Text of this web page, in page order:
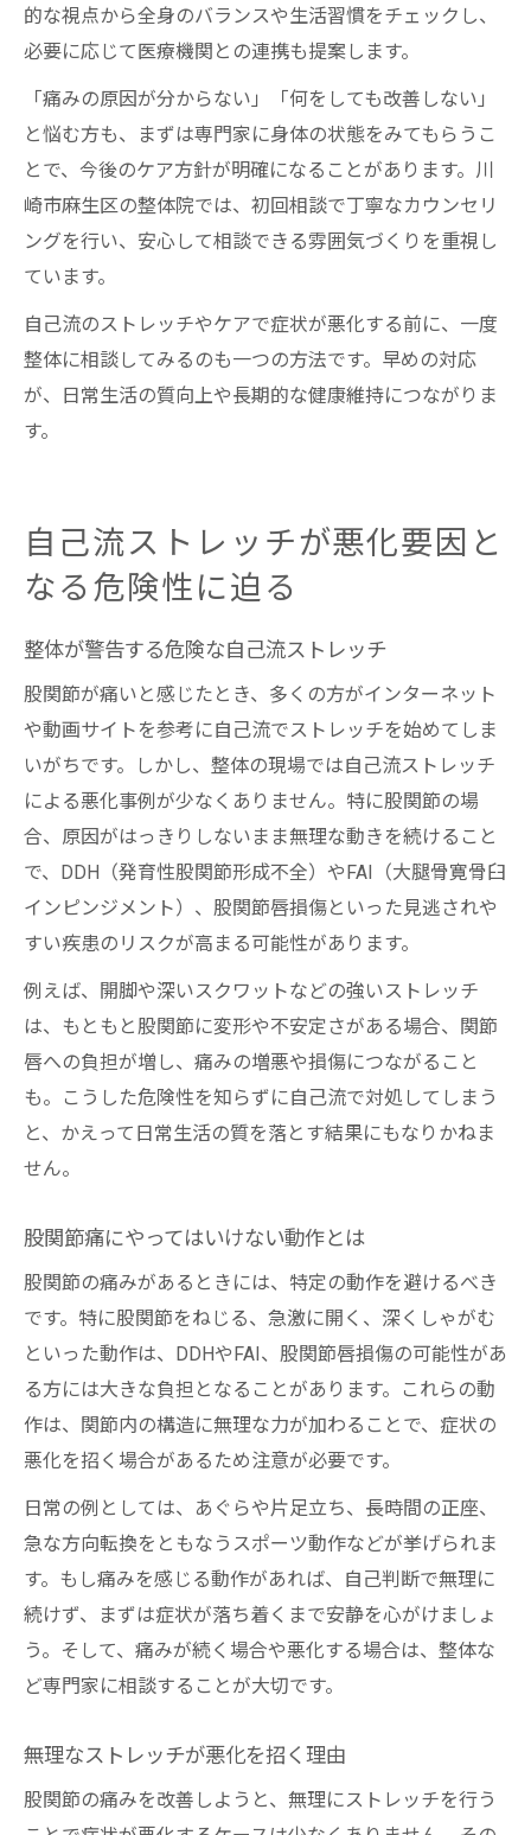
的な視点から全身のバランスや生活習慣をチェックし、
必要に応じて医療機関との連携も提案します。
「痛みの原因が分からない」「何をしても改善しない」
と悩む方も、まずは専門家に身体の状態をみてもらうこ
とで、今後のケア方針が明確になることがあります。川
崎市麻生区の整体院では、初回相談で丁寧なカウンセリ
ングを行い、安心して相談できる雰囲気づくりを重視し
ています。
自己流のストレッチやケアで症状が悪化する前に、一度
整体に相談してみるのも一つの方法です。早めの対応
が、日常生活の質向上や長期的な健康維持につながりま
す。
自己流ストレッチが悪化要因と
なる危険性に迫る
整体が警告する危険な自己流ストレッチ
股関節が痛いと感じたとき、多くの方がインターネット
や動画サイトを参考に自己流でストレッチを始めてしま
いがちです。しかし、整体の現場では自己流ストレッチ
による悪化事例が少なくありません。特に股関節の場
合、原因がはっきりしないまま無理な動きを続けること
で、DDH（発育性股関節形成不全）やFAI（大腿骨寛骨臼
インピンジメント）、股関節唇損傷といった見逃されや
すい疾患のリスクが高まる可能性があります。
例えば、開脚や深いスクワットなどの強いストレッチ
は、もともと股関節に変形や不安定さがある場合、関節
唇への負担が増し、痛みの増悪や損傷につながること
も。こうした危険性を知らずに自己流で対処してしまう
と、かえって日常生活の質を落とす結果にもなりかねま
せん。
股関節痛にやってはいけない動作とは
股関節の痛みがあるときには、特定の動作を避けるべき
です。特に股関節をねじる、急激に開く、深くしゃがむ
といった動作は、DDHやFAI、股関節唇損傷の可能性があ
る方には大きな負担となることがあります。これらの動
作は、関節内の構造に無理な力が加わることで、症状の
悪化を招く場合があるため注意が必要です。
日常の例としては、あぐらや片足立ち、長時間の正座、
急な方向転換をともなうスポーツ動作などが挙げられま
す。もし痛みを感じる動作があれば、自己判断で無理に
続けず、まずは症状が落ち着くまで安静を心がけましょ
う。そして、痛みが続く場合や悪化する場合は、整体な
ど専門家に相談することが大切です。
無理なストレッチが悪化を招く理由
股関節の痛みを改善しようと、無理にストレッチを行う